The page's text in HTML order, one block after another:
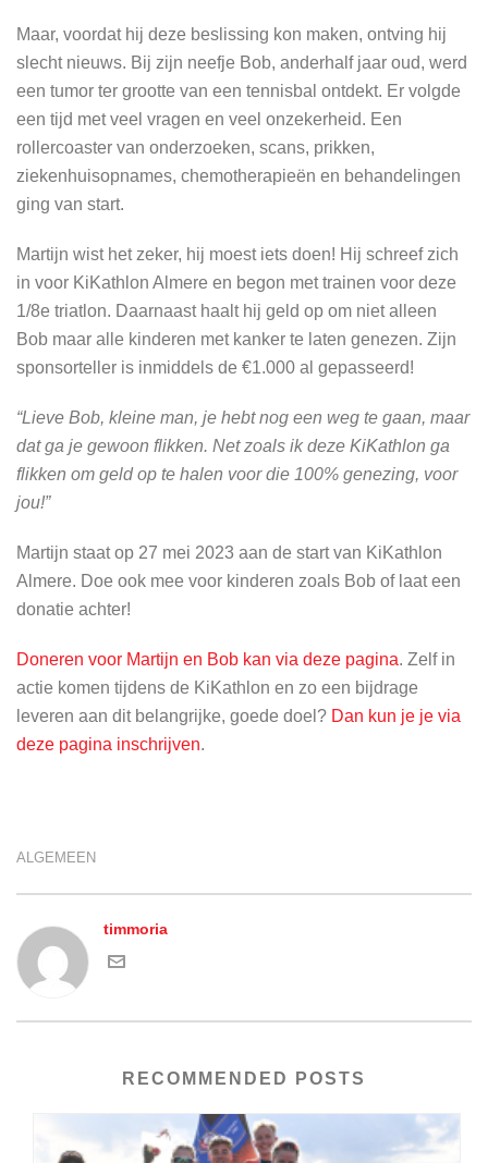
Maar, voordat hij deze beslissing kon maken, ontving hij
slecht nieuws. Bij zijn neefje Bob, anderhalf jaar oud, werd
een tumor ter grootte van een tennisbal ontdekt. Er volgde
een tijd met veel vragen en veel onzekerheid. Een
rollercoaster van onderzoeken, scans, prikken,
ziekenhuisopnames, chemotherapieën en behandelingen
ging van start.
Martijn wist het zeker, hij moest iets doen! Hij schreef zich
in voor KiKathlon Almere en begon met trainen voor deze
1/8e triatlon. Daarnaast haalt hij geld op om niet alleen
Bob maar alle kinderen met kanker te laten genezen. Zijn
sponsorteller is inmiddels de €1.000 al gepasseerd!
“Lieve Bob, kleine man, je hebt nog een weg te gaan, maar
dat ga je gewoon flikken. Net zoals ik deze KiKathlon ga
flikken om geld op te halen voor die 100% genezing, voor
jou!”
Martijn staat op 27 mei 2023 aan de start van KiKathlon
Almere. Doe ook mee voor kinderen zoals Bob of laat een
donatie achter!
Doneren voor Martijn en Bob kan via deze pagina. Zelf in
actie komen tijdens de KiKathlon en zo een bijdrage
leveren aan dit belangrijke, goede doel? Dan kun je je via
deze pagina inschrijven.
ALGEMEEN
timmoria
RECOMMENDED POSTS